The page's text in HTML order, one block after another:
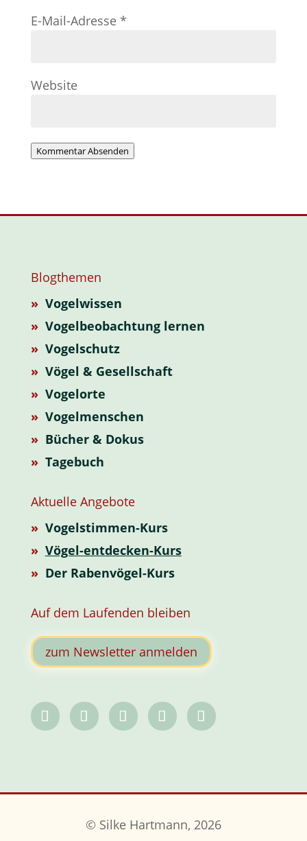
E-Mail-Adresse *
Website
Kommentar Absenden
Blogthemen
» Vogelwissen
» Vogelbeobachtung lernen
» Vogelschutz
» Vögel & Gesellschaft
» Vogelorte
» Vogelmenschen
» Bücher & Dokus
» Tagebuch
Aktuelle Angebote
» Vogelstimmen-Kurs
» Vögel-entdecken-Kurs
» Der Rabenvögel-Kurs
Auf dem Laufenden bleiben
zum Newsletter anmelden
© Silke Hartmann, 2026